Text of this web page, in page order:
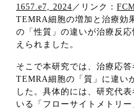
1657.e7, 2024 ／リンク：
TEMRA細胞の増加と治療効
の「性質」の違いが治療反
えられました。
そこで本研究では、治療応答
TEMRA細胞の「質」に違い
した。具体的には、研究代
いる「フローサイトメトリ